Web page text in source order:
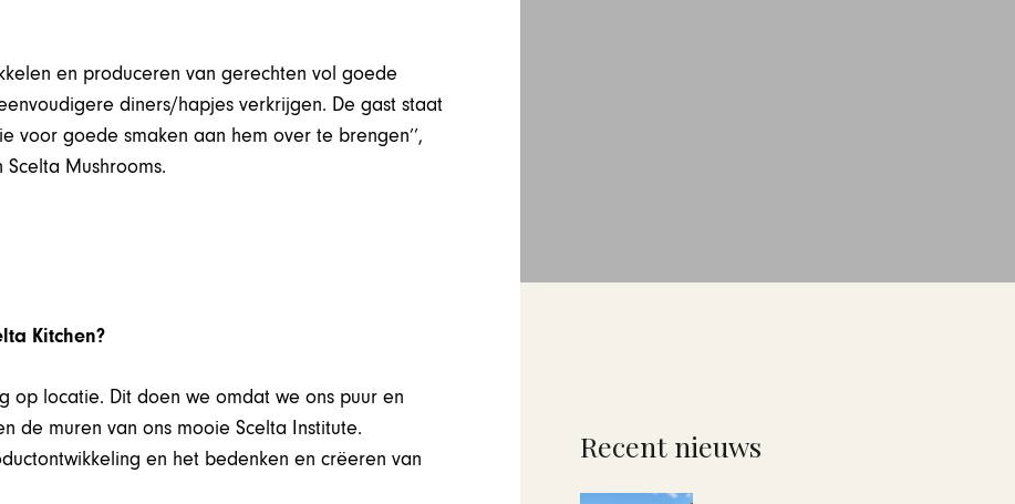
en produceren van gerechten vol goede
diners/hapjes verkrijgen. De gast staat
voor goede smaken aan hem over te brengen’’,
Mushrooms.
Kitchen?
op locatie. Dit doen we omdat we ons puur en
de muren van ons mooie Scelta Institute.
en het bedenken en crëeren van
Recent nieuws